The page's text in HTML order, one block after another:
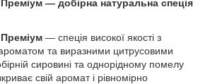
— добірна натуральна спеція
— спеція високої якості з
та виразними цитрусовими
сировині та однорідному помелу
свій аромат і рівномірно